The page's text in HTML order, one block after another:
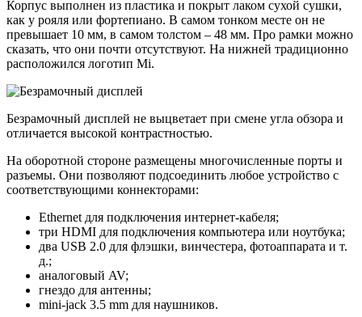
Корпус выполнен из пластика и покрыт лаком сухой сушки,
как у рояля или фортепиано. В самом тонком месте он не
превышает 10 мм, в самом толстом – 48 мм. Про рамки можно
сказать, что они почти отсутствуют. На нижней традиционно
расположился логотип Mi.
Безрамочный дисплей не выцветает при смене угла обзора и
отличается высокой контрастностью.
На оборотной стороне размещены многочисленные порты и
разъемы. Они позволяют подсоединить любое устройство с
соответствующими коннекторами:
Ethernet для подключения интернет-кабеля;
три HDMI для подключения компьютера или ноутбука;
два USB 2.0 для флэшки, винчестера, фотоаппарата и т.
д.;
аналоговый AV;
гнездо для антенны;
mini-jack 3.5 mm для наушников.